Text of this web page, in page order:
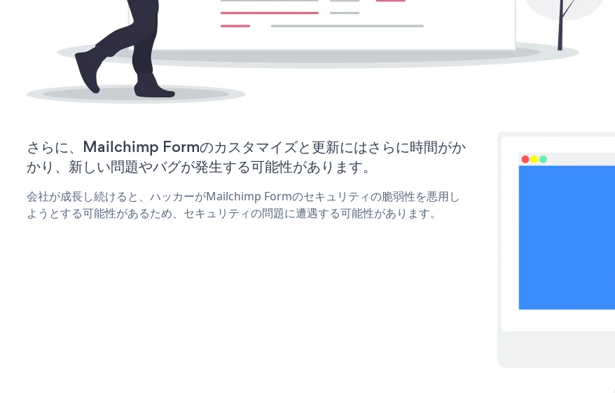
さらに、Mailchimp Formのカスタマイズと更新にはさらに時間がか
かり、新しい問題やバグが発生する可能性があります。
会社が成長し続けると、ハッカーがMailchimp Formのセキュリティの脆弱性を悪用し
ようとする可能性があるため、セキュリティの問題に遭遇する可能性があります。